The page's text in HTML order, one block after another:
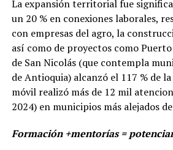
La expansión territorial fue
un 20 % en conexiones laborales,
con empresas del agro, la
así como de proyectos como
de San Nicolás (que contempla
de Antioquia) alcanzó el 117 % de
móvil realizó más de 12 mil
2024) en municipios más alejados
Formación +mentorías =